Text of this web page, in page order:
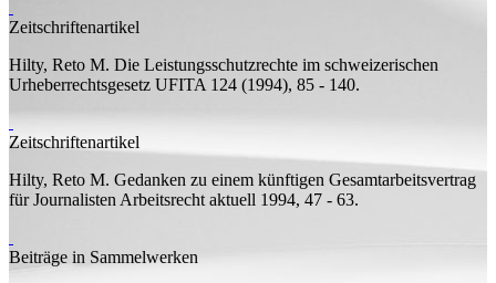
Zeitschriftenartikel
Hilty, Reto M. Die Leistungsschutzrechte im schweizerischen
Urheberrechtsgesetz UFITA 124 (1994), 85 - 140.
Zeitschriftenartikel
Hilty, Reto M. Gedanken zu einem künftigen Gesamtarbeitsvertrag
für Journalisten Arbeitsrecht aktuell 1994, 47 - 63.
Beiträge in Sammelwerken